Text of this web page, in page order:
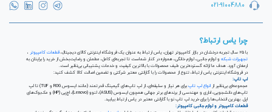
021-91004880
چرا یاس ارتباط؟
با ۲۵ سال تجربه درخشان در بازار کامپیوتر تهران، یاس ارتباط به عنوان یک فروشگاه اینترنتی کالای دیجیتال، قطعات کامپیوتر
تجهیزات شبکه
و لوازم جانبی، لوازم خانگی، همواره در کنار شماست تا تجربه‌ای کامل، مطمئن و رضایت‌بخش از خرید را برایتان به
ارمغان آورد. هدف ما ارائه گسترده‌ترین طیف محصولات با بالاترین کیفیت و خدمات پشتیبانی بی‌نظیر است.
در فروشگاه اینترنتی یاس ارتباط، تنوع از محصولات را با گارانتی معتبر شرکتی و تضمین اصالت کالا کشف کنید:
لپ تاپ:
مجموعه‌ای بی‌نظیر از انواع لپ تاپ
برای هر نیاز و سلیقه‌ای، از لپ تاپ‌های گیمینگ قدرتمند (مانند ایسوس ROG و TUF) تا لپ
تاپ‌های دانشجویی، اداری و مهندسی از برندهای برتر جهانی همچون ایسوس (ASUS)، لنوو (Lenovo)، اچ‌پی (HP) و مک‌بوک‌های
اپل. بهترین انتخاب‌ها را برای خرید لپ تاپ نو با گارانتی معتبر در یاس ارتباط بیابید.
قطعات کامپیوتر و لوازم جانبی کامپیوتر: